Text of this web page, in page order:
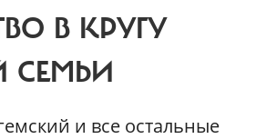
В КРУГУ
СЕМЬИ
и все остальные